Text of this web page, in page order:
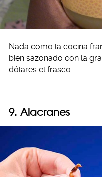
Nada como la cocina
bien sazonado con la
dólares el frasco.
9. Alacranes